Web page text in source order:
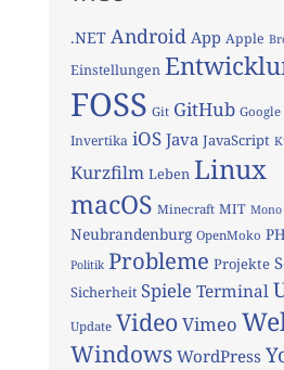
.NET Android App Apple
Einstellungen
FOSS Git GitHub Google
Invertika iOS Java JavaScript
Kurzfilm Leben Linux
macOS Minecraft MIT Mono
Neubrandenburg OpenMoko
Politik Probleme Projekte
Sicherheit Spiele Terminal
Update VideoVimeo
Windows WordPress